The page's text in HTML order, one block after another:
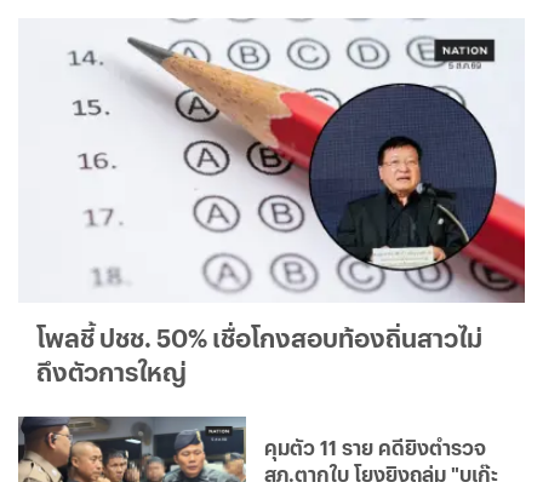
โพลชี้ ปชช. 50% เชื่อโกงสอบท้องถิ่นสาวไม่
ถึงตัวการใหญ่
คุมตัว 11 ราย คดียิงตำรวจ
สภ.ตากใบ โยงยิงถล่ม "บูเก๊ะ